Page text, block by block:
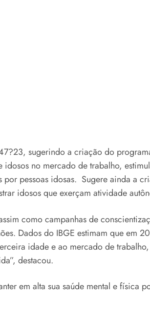
sugerindo a criação do
no mercado de trabalho,
pessoas idosas. Sugere ainda a
idosos que exerçam atividade
como campanhas de
Dados do IBGE estimam que em
idade e ao mercado de
destacou.
em alta sua saúde mental e física